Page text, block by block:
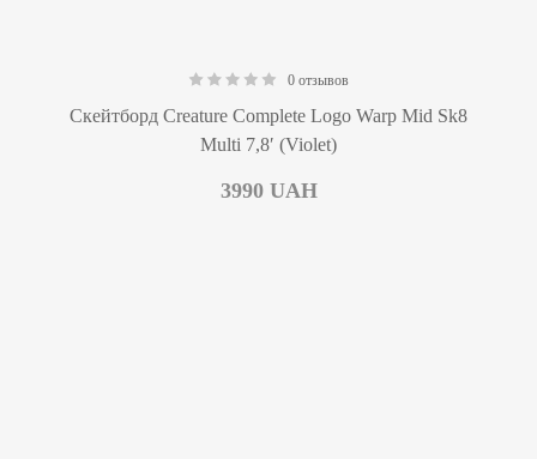
0 отзывов
Скейтборд Creature Complete Logo Warp Mid Sk8
Multi 7,8′ (Violet)
3990 UAH